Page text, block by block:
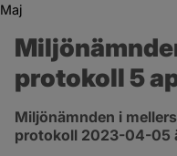
Maj
protokoll 5
Miljönämnden i
protokoll 2023-04-05